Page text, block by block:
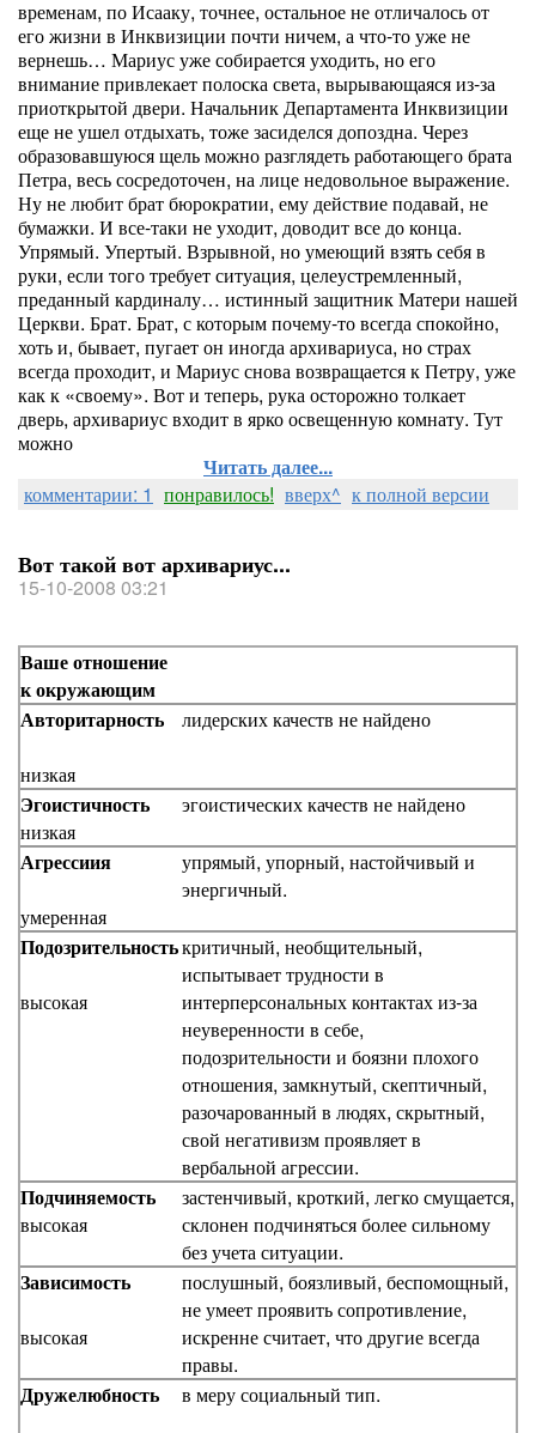
временам, по Исааку, точнее, остальное не отличалось от
его жизни в Инквизиции почти ничем, а что-то уже не
вернешь… Мариус уже собирается уходить, но его
внимание привлекает полоска света, вырывающаяся из-за
приоткрытой двери. Начальник Департамента Инквизиции
еще не ушел отдыхать, тоже засиделся допоздна. Через
образовавшуюся щель можно разглядеть работающего брата
Петра, весь сосредоточен, на лице недовольное выражение.
Ну не любит брат бюрократии, ему действие подавай, не
бумажки. И все-таки не уходит, доводит все до конца.
Упрямый. Упертый. Взрывной, но умеющий взять себя в
руки, если того требует ситуация, целеустремленный,
преданный кардиналу… истинный защитник Матери нашей
Церкви. Брат. Брат, с которым почему-то всегда спокойно,
хоть и, бывает, пугает он иногда архивариуса, но страх
всегда проходит, и Мариус снова возвращается к Петру, уже
как к «своему». Вот и теперь, рука осторожно толкает
дверь, архивариус входит в ярко освещенную комнату. Тут
можно
Читать далее...
комментарии: 1 понравилось! вверх^ к полной версии
Вот такой вот архивариус...
15-10-2008 03:21
Ваше отношение
к окружающим
Авторитарность
низкая
лидерских качеств не найдено
Эгоистичность
низкая
эгоистических качеств не найдено
Агрессиия
умеренная
упрямый, упорный, настойчивый и
энергичный.
Подозрительность
высокая
критичный, необщительный,
испытывает трудности в
интерперсональных контактах из-за
неуверенности в себе,
подозрительности и боязни плохого
отношения, замкнутый, скептичный,
разочарованный в людях, скрытный,
свой негативизм проявляет в
вербальной агрессии.
Подчиняемость
высокая
застенчивый, кроткий, легко смущается,
склонен подчиняться более сильному
без учета ситуации.
Зависимость
высокая
послушный, боязливый, беспомощный,
не умеет проявить сопротивление,
искренне считает, что другие всегда
правы.
Дружелюбность
в меру социальный тип.